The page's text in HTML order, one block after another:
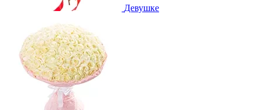
Девушке